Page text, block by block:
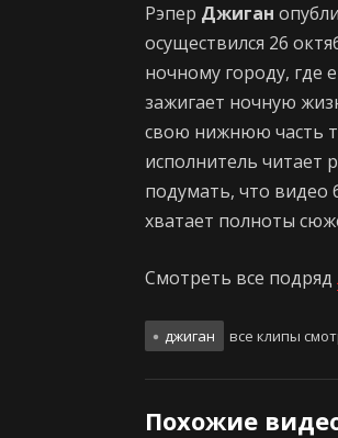
Рэпер Джиган
осуществился 26
ночному городу, где
зажигает ночную
свою нижнюю часть
исполнитель
подумать, что видео
хватает полноты
Смотреть все подряд
джиган все клипы
Похожие